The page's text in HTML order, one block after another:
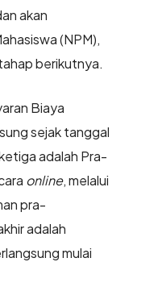
akan
(NPM),
berikutnya.
Biaya
sejak tanggal
adalah Pra-
online, melalui
pra-
adalah
mulai